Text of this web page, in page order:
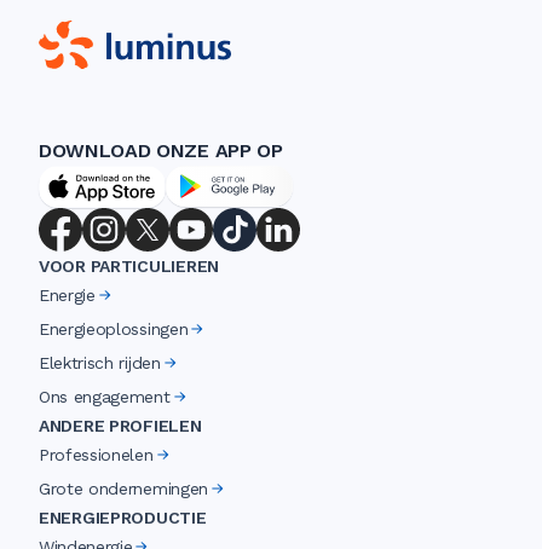
DOWNLOAD ONZE APP OP
VOOR PARTICULIEREN
Energie
Energieoplossingen
Elektrisch rijden
Ons engagement
ANDERE PROFIELEN
Professionelen
Grote ondernemingen
ENERGIEPRODUCTIE